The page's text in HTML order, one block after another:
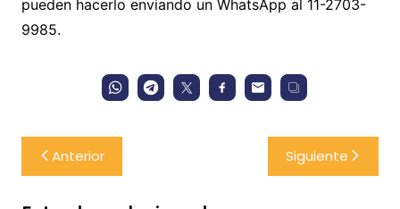
pueden hacerlo enviando un WhatsApp al 11-2703-
9985.
Navegación
de
Anterior Siguiente